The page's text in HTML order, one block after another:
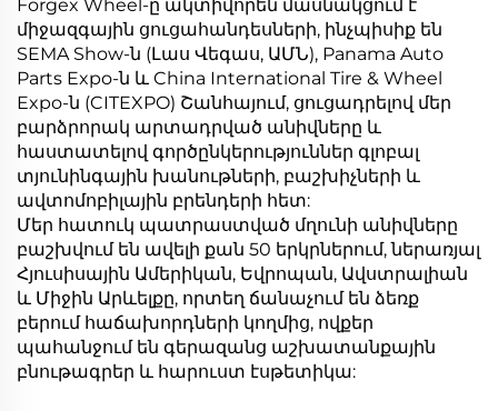
Forgex Wheel-ը ակտիվորեն մասնակցում է
միջազգային ցուցահանդեսների, ինչպիսիք են
SEMA Show-ն (Լաս Վեգաս, ԱՄՆ), Panama Auto
Parts Expo-ն և China International Tire & Wheel
Expo-ն (CITEXPO) Շանհայում, ցուցադրելով մեր
բարձրորակ արտադրված անիվները և
հաստատելով գործընկերություններ գլոբալ
տյունինգային խանութների, բաշխիչների և
ավտոմոբիլային բրենդերի հետ:
Մեր հատուկ պատրաստված մղունի անիվները
բաշխվում են ավելի քան 50 երկրներում, ներառյալ
Հյուսիսային Ամերիկան, Եվրոպան, Ավստրալիան
և Միջին Արևելքը, որտեղ ճանաչում են ձեռք
բերում հաճախորդների կողմից, ովքեր
պահանջում են գերազանց աշխատանքային
բնութագրեր և հարուստ էսթետիկա: